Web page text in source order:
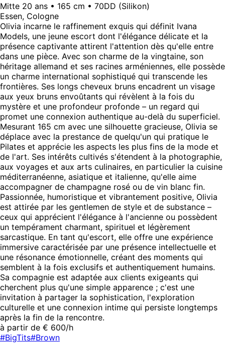
Mitte 20 ans • 165 cm • 70DD (Silikon)
Essen, Cologne
Olivia incarne le raffinement exquis qui définit Ivana
Models, une jeune escort dont l'élégance délicate et la
présence captivante attirent l'attention dès qu'elle entre
dans une pièce. Avec son charme de la vingtaine, son
héritage allemand et ses racines arméniennes, elle possède
un charme international sophistiqué qui transcende les
frontières. Ses longs cheveux bruns encadrent un visage
aux yeux bruns envoûtants qui révèlent à la fois du
mystère et une profondeur profonde – un regard qui
promet une connexion authentique au-delà du superficiel.
Mesurant 165 cm avec une silhouette gracieuse, Olivia se
déplace avec la prestance de quelqu'un qui pratique le
Pilates et apprécie les aspects les plus fins de la mode et
de l'art. Ses intérêts cultivés s'étendent à la photographie,
aux voyages et aux arts culinaires, en particulier la cuisine
méditerranéenne, asiatique et italienne, qu'elle aime
accompagner de champagne rosé ou de vin blanc fin.
Passionnée, humoristique et vibrantement positive, Olivia
est attirée par les gentlemen de style et de substance –
ceux qui apprécient l'élégance à l'ancienne ou possèdent
un tempérament charmant, spirituel et légèrement
sarcastique. En tant qu'escort, elle offre une expérience
immersive caractérisée par une présence intellectuelle et
une résonance émotionnelle, créant des moments qui
semblent à la fois exclusifs et authentiquement humains.
Sa compagnie est adaptée aux clients exigeants qui
cherchent plus qu'une simple apparence ; c'est une
invitation à partager la sophistication, l'exploration
culturelle et une connexion intime qui persiste longtemps
après la fin de la rencontre.
à partir de € 600/h
#BigTits#Brown